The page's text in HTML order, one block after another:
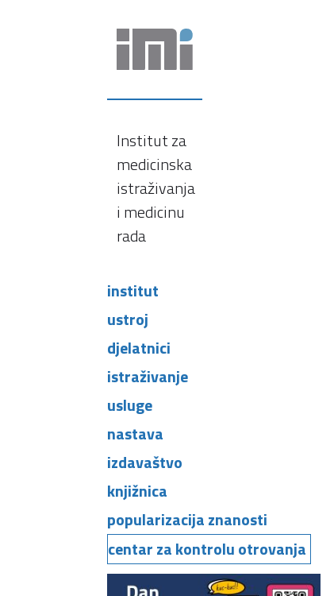
Institut za
medicinska
istraživanja
i medicinu
rada
institut
ustroj
djelatnici
istraživanje
usluge
nastava
izdavaštvo
knjižnica
popularizacija znanosti
centar za kontrolu otrovanja